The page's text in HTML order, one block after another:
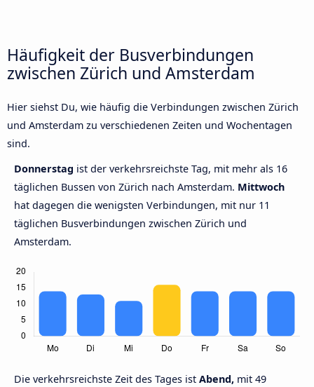
Häufigkeit der Busverbindungen
zwischen Zürich und Amsterdam
Hier siehst Du, wie häufig die Verbindungen zwischen Zürich
und Amsterdam zu verschiedenen Zeiten und Wochentagen
sind.
Donnerstag ist der verkehrsreichste Tag, mit mehr als 16
täglichen Bussen von Zürich nach Amsterdam. Mittwoch
hat dagegen die wenigsten Verbindungen, mit nur 11
täglichen Busverbindungen zwischen Zürich und
Amsterdam.
Die verkehrsreichste Zeit des Tages ist Abend, mit 49